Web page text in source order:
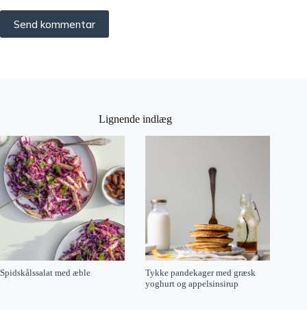
Send kommentar
Lignende indlæg
Spidskålssalat med æble
Tykke pandekager med græsk
yoghurt og appelsinsirup